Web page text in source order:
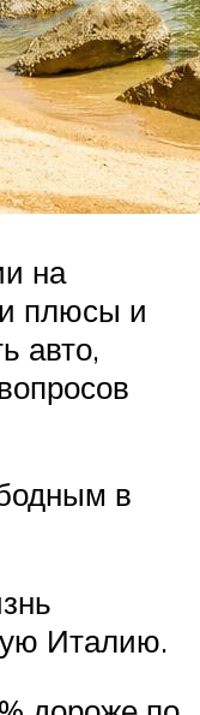
на
плюсы и
авто,
в
Италию.